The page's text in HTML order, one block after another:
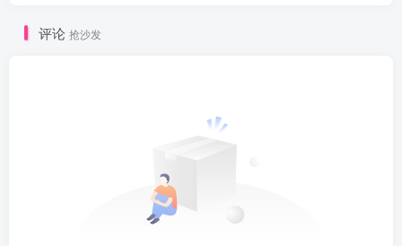
评论 抢沙发